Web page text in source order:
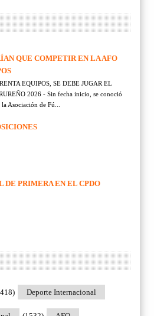
QUE COMPETIR EN LA AFO
EQUIPOS, SE DEBE JUGAR EL
2026 - Sin fecha inicio, se conoció
Asociación de Fú...
DE PRIMERA EN EL CPDO
Deporte Internacional